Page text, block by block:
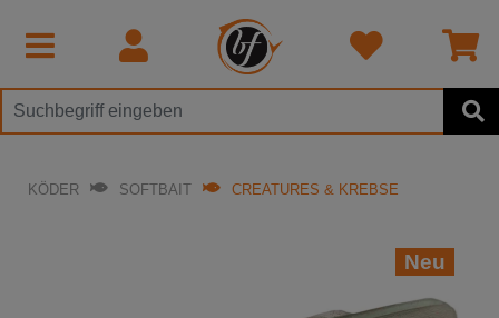
KÖDER SOFTBAIT CREATURES & KREBSE
Neu